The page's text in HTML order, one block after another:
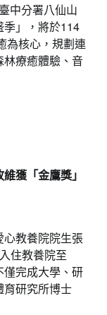
中分署八仙山
季」，將於114
為核心，規劃連
療癒體驗、音
獲「金鷹獎」
心教養院院生張
住教養院至
完成大學、研
育研究所博士